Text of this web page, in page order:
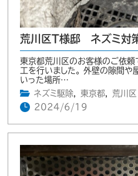
荒川区T様邸 ネズミ対
東京都荒川区のお客様のご依頼
工を行いました。 外壁の隙間や
いった場所…
ネズミ駆除, 東京都,
荒川区
2024/6/19